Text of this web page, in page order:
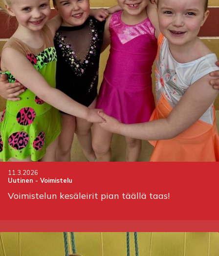
11.3.2026
Uutinen - Voimistelu
Voimistelun kesäleirit pian täällä taas!